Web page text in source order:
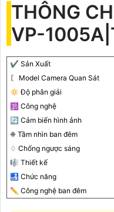
THÔNG
VP-
✔️ Sản Xuất
〘 Model Camera Quan Sát
🔅 Độ phân giải
🕉️ Công nghệ
🔄 Cảm biến hình ảnh
❈ Tầm nhìn ban đêm
♢ Chống ngược sáng
🎼️ Thiết kế
🛃 Chức năng
✏ Công nghệ ban đêm